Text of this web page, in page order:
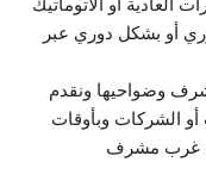
العادية أو الأتوماتيك
أو بشكل دوري عبر
وضواحيها ونقدم
أو الشركات وبأوقات
غرب مشرف